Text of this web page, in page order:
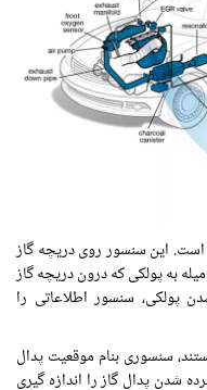
این سنسور روی دریچه گاز
به پولکی که درون دریچه گاز
پولکی، سنسور اطلاعاتی را
سنسوری بنام موقعیت پدال
شدن پدال گاز را اندازه گیری